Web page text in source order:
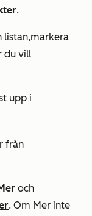
.
listan,markera
du vill
upp i
från
och
. Om Mer inte